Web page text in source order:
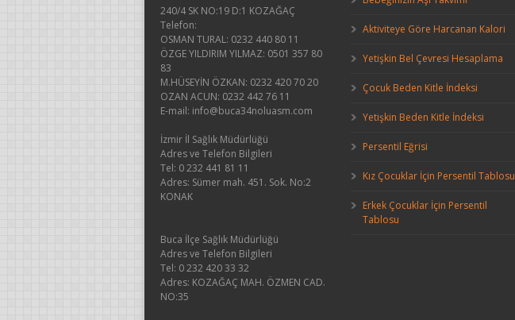
240/4 SK NO:19 D:1 KOZAĞAÇ
Telefon:
OSMAN TURAL: 0232 440 80 11
ÖZGE YILDIRIM YILMAZ: 0501 357 80
83
M.HÜSEYİN ÖZKAN: 0232 420 70 20
OZAN ACUN: 0232 442 76 11
E-mail: info@buca34noluasm.com
İzmir İl Sağlık Müdürlüğü
Adres ve Telefon Bilgileri
Tel: 0 232 441 81 11
Adres: Sümer mah. 451. Sok. No:2
KONAK
Buca İlçe Sağlık Müdürlüğü
Adres ve Telefon Bilgileri
Tel: 0 232 420 33 32
Adres: KOZAĞAÇ MAH. ÖZMEN CAD.
NO:35
Aktiviteye Göre Harcanan Kalori
Yetişkin Bel Çevresi Hesaplama
Çocuk Beden Kitle İndeksi
Yetişkin Beden Kitle İndeksi
Persentil Eğrisi
Kız Çocuklar İçin Persentil Tablosu
Erkek Çocuklar İçin Persentil
Tablosu